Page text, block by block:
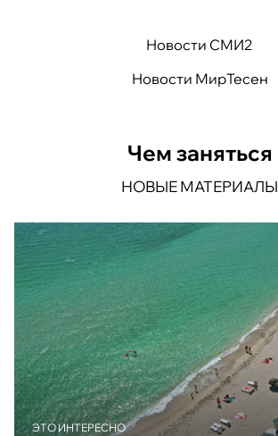
Новости СМИ2
Новости МирТесен
Чем заняться
НОВЫЕ МАТЕРИАЛЫ
ЭТО ИНТЕРЕСНО